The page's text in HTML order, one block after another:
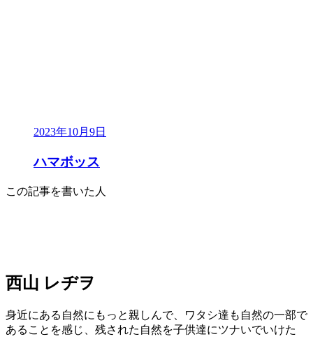
2023年10月9日
ハマボッス
この記事を書いた人
西山 レヂヲ
身近にある自然にもっと親しんで、ワタシ達も自然の一部で
あることを感じ、残された自然を子供達にツナいでいけた